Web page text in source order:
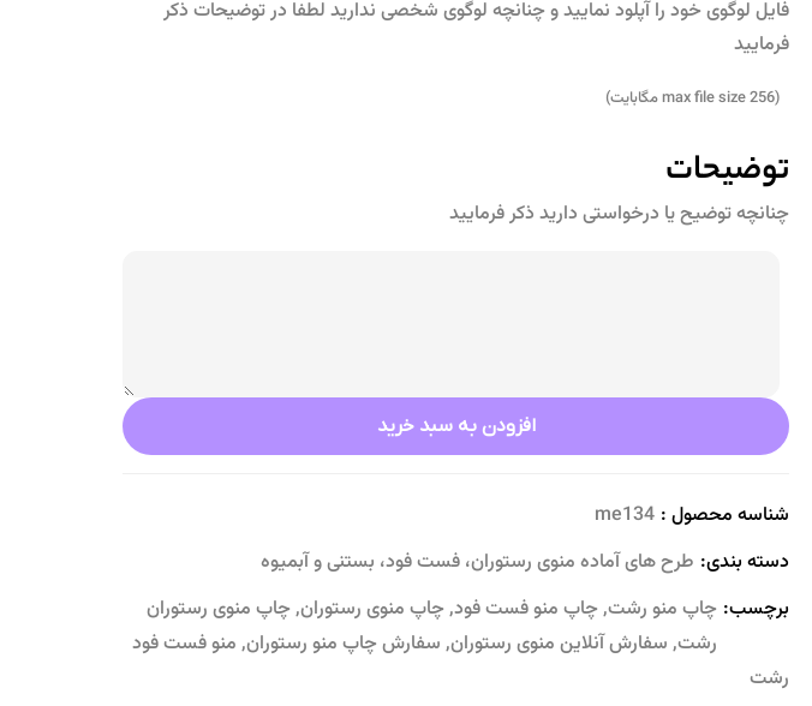
فایل لوگوی خود را آپلود نمایید و چنانچه لوگوی شخصی ندارید لطفا در توضیحات ذکر
فرمایید
(max file size 256 مگابایت)
توضیحات
چنانچه توضیح یا درخواستی دارید ذکر فرمایید
افزودن به سبد خرید
شناسه محصول : me134
دسته بندی: طرح های آماده منوی رستوران، فست فود، بستنی و آبمیوه
برچسب: چاپ منو رشت,چاپ منو فست فود,چاپ منوی رستوران,چاپ منوی رستوران
رشت, سفارش آنلاین منوی رستوران, سفارش چاپ منو رستوران, منو فست فود
رشت